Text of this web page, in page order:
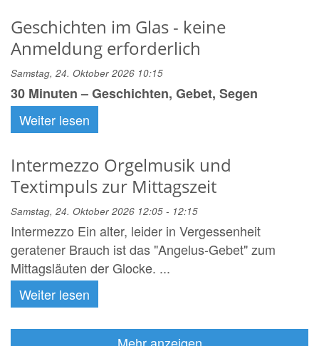
Geschichten im Glas - keine
Anmeldung erforderlich
Samstag, 24. Oktober 2026 10:15
30 Minuten – Geschichten, Gebet, Segen
Weiter lesen
Intermezzo Orgelmusik und
Textimpuls zur Mittagszeit
Samstag, 24. Oktober 2026 12:05 - 12:15
Intermezzo Ein alter, leider in Vergessenheit
geratener Brauch ist das "Angelus-Gebet" zum
Mittagsläuten der Glocke. ...
Weiter lesen
Mehr anzeigen